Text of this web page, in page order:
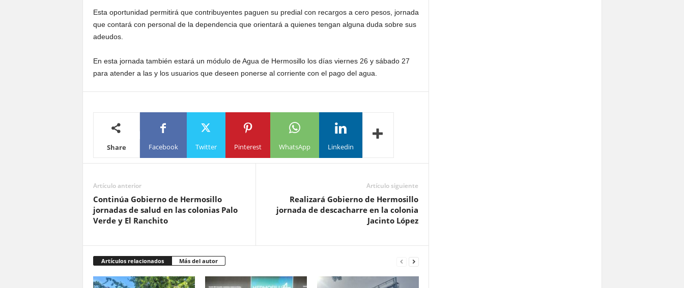
Esta oportunidad permitirá que contribuyentes paguen su predial con recargos a cero pesos, jornada
que contará con personal de la dependencia que orientará a quienes tengan alguna duda sobre sus
adeudos.
En esta jornada también estará un módulo de Agua de Hermosillo los días viernes 26 y sábado 27
para atender a las y los usuarios que deseen ponerse al corriente con el pago del agua.
Share Facebook Twitter Pinterest WhatsApp Linkedin
Artículo anterior
Continúa Gobierno de Hermosillo
jornadas de salud en las colonias Palo
Verde y El Ranchito
Artículo siguiente
Realizará Gobierno de Hermosillo
jornada de descacharre en la colonia
Jacinto López
Artículos relacionados Más del autor